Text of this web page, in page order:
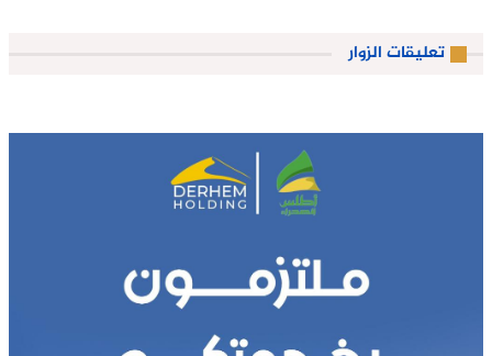
تعليقات الزوار